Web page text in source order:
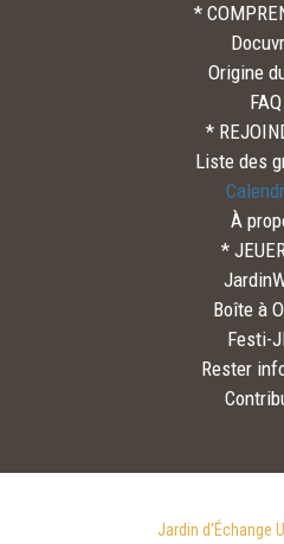
*
Origine
FAQ
*
Liste des
À
*
Boîte à
Festi-
Rester
Jardin d'Échange